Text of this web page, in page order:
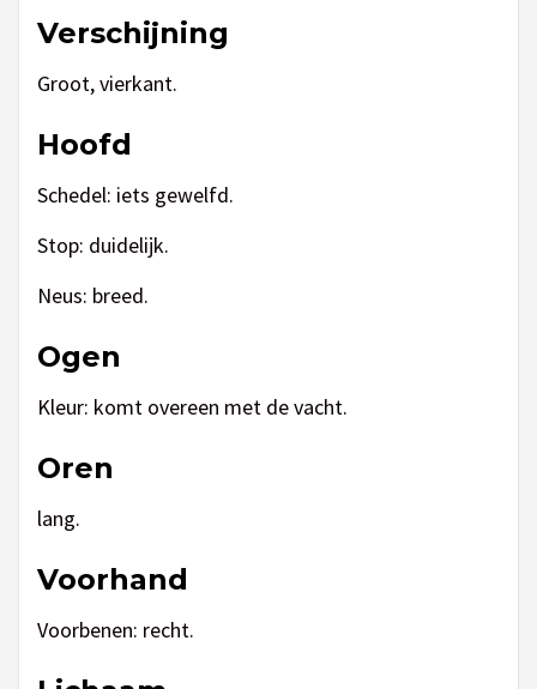
Verschijning
Groot, vierkant.
Hoofd
Schedel: iets gewelfd.
Stop: duidelijk.
Neus: breed.
Ogen
Kleur: komt overeen met de vacht.
Oren
lang.
Voorhand
Voorbenen: recht.